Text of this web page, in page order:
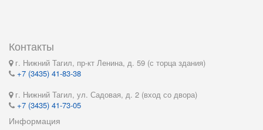
Контакты
г. Нижний Тагил, пр-кт Ленина, д. 59 (с торца здания)
+7 (3435) 41-83-38
г. Нижний Тагил, ул. Садовая, д. 2 (вход со двора)
+7 (3435) 41-73-05
Информация